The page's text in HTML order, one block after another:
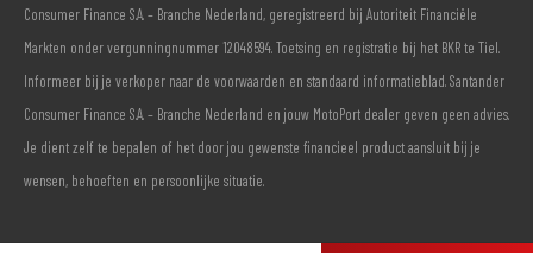
Consumer Finance S.A. – Branche Nederland, geregistreerd bij Autoriteit Financiële
Markten onder vergunningnummer 12048594. Toetsing en registratie bij het BKR te Tiel.
Informeer bij je verkoper naar de voorwaarden en standaard informatieblad. Santander
Consumer Finance S.A. – Branche Nederland en jouw MotoPort dealer geven geen advies.
Je dient zelf te bepalen of het door jou gewenste financieel product aansluit bij je
wensen, behoeften en persoonlijke situatie.